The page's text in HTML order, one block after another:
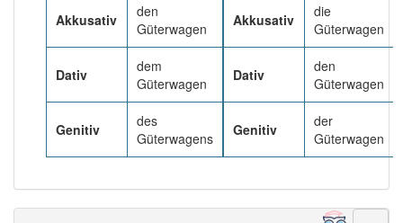
Akkusativ
den
Güterwagen
Dativ
dem
Güterwagen
Genitiv
des
Güterwagens
Akkusativ
die
Güterwagen
Dativ
den
Güterwagen
Genitiv
der
Güterwagen